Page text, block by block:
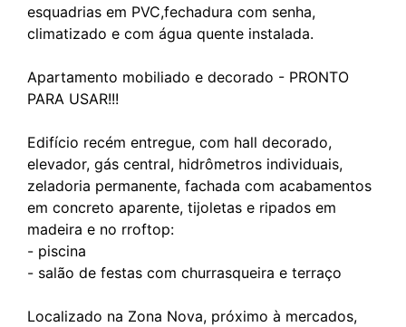
esquadrias em PVC,fechadura com senha,
climatizado e com água quente instalada.
Apartamento mobiliado e decorado - PRONTO
PARA USAR!!!
Edifício recém entregue, com hall decorado,
elevador, gás central, hidrômetros individuais,
zeladoria permanente, fachada com acabamentos
em concreto aparente, tijoletas e ripados em
madeira e no rroftop:
- piscina
- salão de festas com churrasqueira e terraço
Localizado na Zona Nova, próximo à mercados,